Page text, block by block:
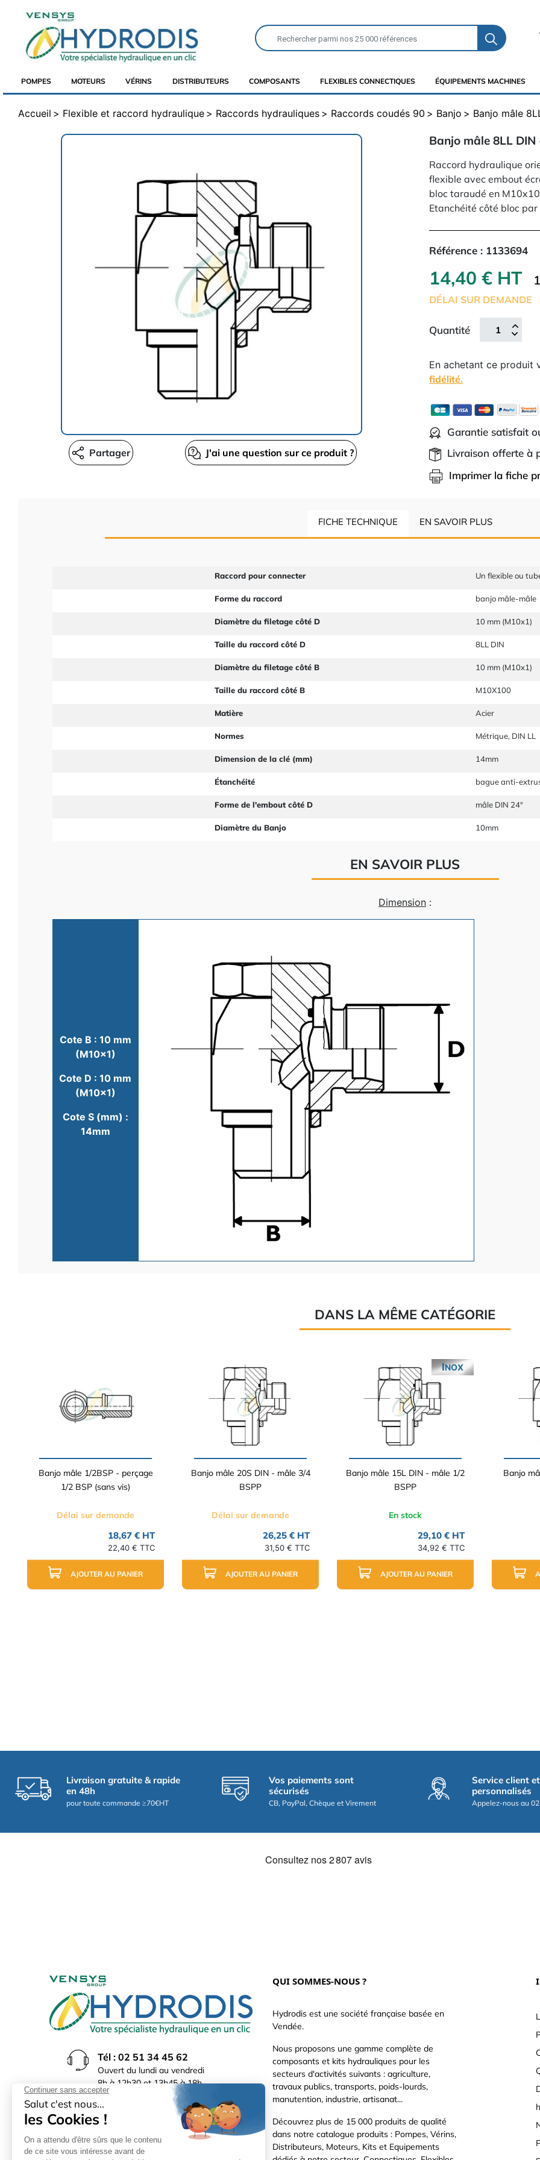
POMPES MOTEURS VÉRINS DISTRIBUTEURS COMPOSANTS FLEXIBLES CONNECTIQUES ÉQUIPEMENTS MACHINES
Accueil Flexible et raccord hydraulique Raccords hydrauliques Raccords coudés 90 Banjo Banjo mâle
J'ai une question sur ce produit ?
Partager
Banjo mâle 8LL
Raccord hydraulique
flexible avec embout
bloc taraudé en
Etanchéité côté bloc
Référence : 1133694
14,40 € HT
DÉLAI SUR DEMANDE
Quantité
En achetant ce produit
fidélité.
Garantie satisfait
Livraison offerte à
Imprimer la fiche
FICHE TECHNIQUE EN SAVOIR PLUS
Raccord pour connecter Un flexible ou
Forme du raccord banjo mâle-mâle
Diamètre du filetage côté D 10 mm (M10x1)
Taille du raccord côté D 8LL DIN
Diamètre du filetage côté B 10 mm (M10x1)
Taille du raccord côté B M10X100
Matière Acier
Normes Métrique, DIN LL
Dimension de la clé (mm) 14mm
Étanchéité bague anti-
Forme de l'embout côté D mâle DIN 24°
Diamètre du Banjo 10mm
EN SAVOIR PLUS
Dimension :
Cote B : 10 mm
(M10x1)
Cote D : 10 mm
(M10x1)
Cote S (mm) :
14mm
DANS LA MÊME CATÉGORIE
Banjo mâle 1/2BSP - perçage
1/2 BSP (sans vis)
Délai sur demande
18,67 € HT
22,40 € TTC
AJOUTER AU PANIER
Banjo mâle 20S DIN - mâle 3/4
BSPP
Délai sur demande
26,25 € HT
31,50 € TTC
AJOUTER AU PANIER
Banjo mâle 15L DIN - mâle 1/2
BSPP
En stock
29,10 € HT
34,92 € TTC
AJOUTER AU PANIER
INOX
Banjo
Livraison gratuite & rapide
en 48h
pour toute commande ≥70€HT
Vos paiements sont
sécurisés
CB, PayPal, Chèque et Virement
Service client
personnalisés
Appelez-nous au
Tél : 02 51 34 45 62
Ouvert du lundi au vendredi
8h à 12h30 et 13h45 à 18h
(17h30 le vendredi)
Rue du Bocage La Ribotière
85170 Le Poiré sur Vie
QUI SOMMES-NOUS ?
Hydrodis est une société française basée en
Vendée.
Nous proposons une gamme complète de
composants et kits hydrauliques pour les
secteurs d'activités suivants : agriculture,
travaux publics, transports, poids-lourds,
manutention, industrie, artisanat...
Découvrez plus de 15 000 produits de qualité
dans notre catalogue produits : Pompes, Vérins,
Distributeurs, Moteurs, Kits et Equipements